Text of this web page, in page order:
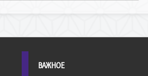
ВАЖНОЕ